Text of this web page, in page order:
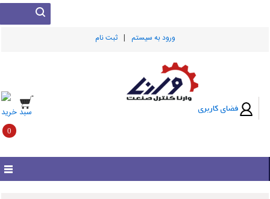
ورود به سيستم| ثبت نام
فضای کاربری سبد خرید
0